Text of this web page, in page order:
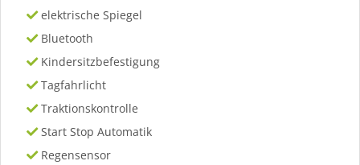
elektrische Spiegel
Bluetooth
Kindersitzbefestigung
Tagfahrlicht
Traktionskontrolle
Start Stop Automatik
Regensensor